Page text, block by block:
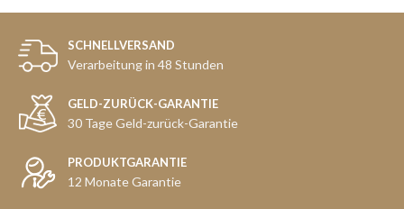
SCHNELLVERSAND
Verarbeitung in 48 Stunden
GELD-ZURÜCK-GARANTIE
30 Tage Geld-zurück-Garantie
PRODUKTGARANTIE
12 Monate Garantie